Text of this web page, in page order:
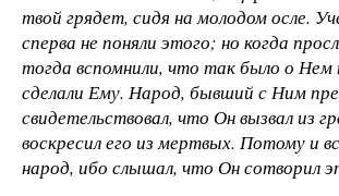
твой грядет, сидя на молодом осле.
сперва не поняли этого; но когда
тогда вспомнили, что так было о Нем
сделали Ему. Народ, бывший с Ним
свидетельствовал, что Он вызвал из
воскресил его из мертвых. Потому и
народ, ибо слышал, что Он сотворил